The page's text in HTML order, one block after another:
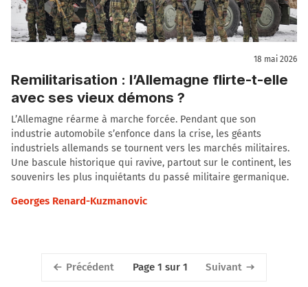
18 mai 2026
Remilitarisation : l’Allemagne flirte-t-elle
avec ses vieux démons ?
L’Allemagne réarme à marche forcée. Pendant que son
industrie automobile s’enfonce dans la crise, les géants
industriels allemands se tournent vers les marchés militaires.
Une bascule historique qui ravive, partout sur le continent, les
souvenirs les plus inquiétants du passé militaire germanique.
Georges Renard-Kuzmanovic
Précédent Page 1 sur 1 Suivant